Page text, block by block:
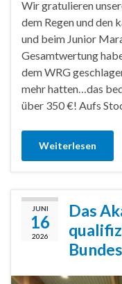
Wir gratulieren
dem Regen und den
und beim Junior
Gesamtwertung
dem WRG
mehr hatten…das
über 350 €! Aufs
Weiterlesen
JUNI
16
2026
Das